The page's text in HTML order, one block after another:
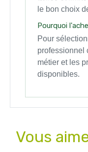
le bon choix
Pourquoi
Pour
professionnel
métier et les
disponibles.
Vous